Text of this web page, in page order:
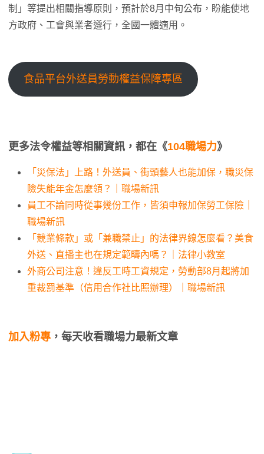
制」等提出相關指導原則，預計於8月中旬公布，盼能使地
方政府、工會與業者遵行，全國一體適用。
食品平台外送員勞動權益保障專區
更多法令權益等相關資訊，都在《104職場力》
「災保法」上路！外送員、街頭藝人也能加保，職災保
險失能年金怎麼領？｜職場新訊
員工不論同時從事幾份工作，皆須申報加保勞工保險｜
職場新訊
「競業條款」或「兼職禁止」的法律界線怎麼看？美食
外送、直播主也在規定範疇內嗎？｜法律小教室
外商公司注意！違反工時工資規定，勞動部8月起將加
重裁罰基準（信用合作社比照辦理）｜職場新訊
加入粉專 ，每天收看職場力最新文章